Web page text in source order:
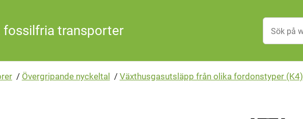
fossilfria transporter
/ Övergripande nyckeltal / Växthusgasutsläpp från olika fordonstyper (K4)